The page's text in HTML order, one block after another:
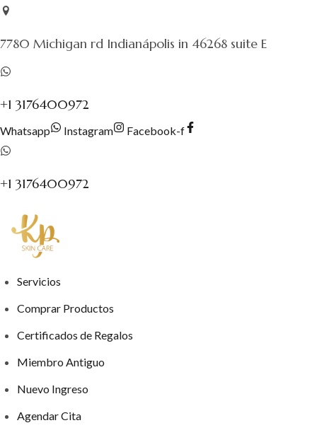
Saltar
contenido
7780 Michigan rd Indianápolis in 46268 suite E
+1 3176400972
Whatsapp Instagram Facebook-f
+1 3176400972
Servicios
Comprar Productos
Certificados de Regalos
Miembro Antiguo
Nuevo Ingreso
Agendar Cita